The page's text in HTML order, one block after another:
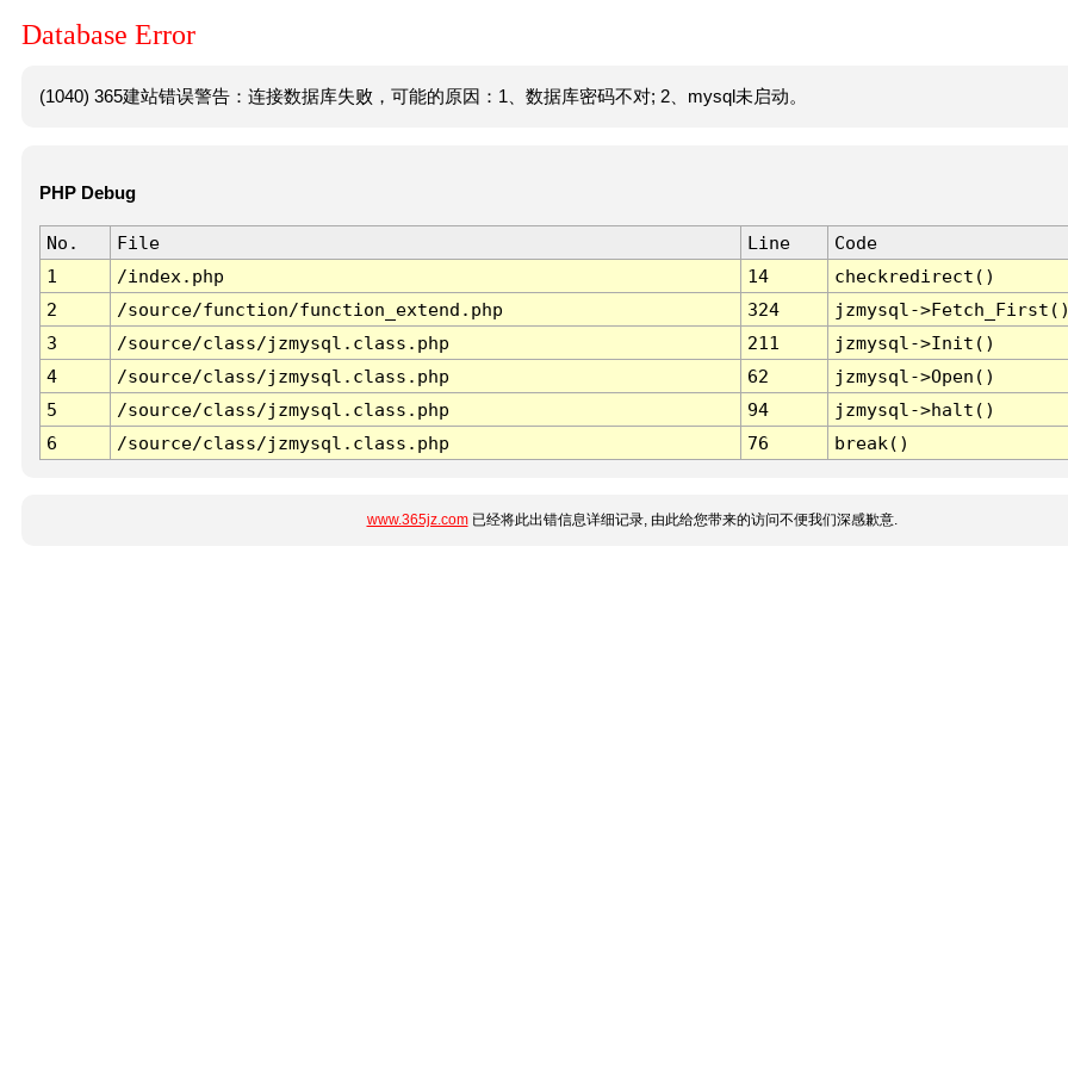
Database Error
(1040) 365建站错误警告：连接数据库失败，可能的原因：1、数据库密码不对; 2、mysql未启动。
PHP Debug
No. File Line
Code
1
/index.php 14
checkredirect()
2
/source/function/function_extend.php 324
jzmysql-
3
/source/class/jzmysql.class.php 211
jzmysql->Init()
4
/source/class/jzmysql.class.php 62
jzmysql->Open()
5
/source/class/jzmysql.class.php 94
jzmysql->halt()
6
/source/class/jzmysql.class.php 76 break()
www.365jz.com已经将此出错信息详细记录, 由此给您带来的访问不便我们深感歉意.